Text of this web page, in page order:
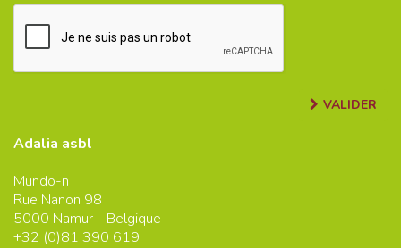
VALIDER
Adalia asbl
Mundo-n
Rue Nanon 98
5000 Namur - Belgique
+32 (0)81 390 619